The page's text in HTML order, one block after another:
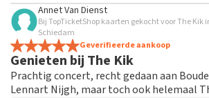
Annet Van Dienst
Bij TopTicketShop kaarten gekocht voor The Kik
Schiedam
Geverifieerde aankoop
Genieten bij The Kik
Prachtig concert, recht gedaan aan
Lennart Nijgh, maar toch ook helemaal